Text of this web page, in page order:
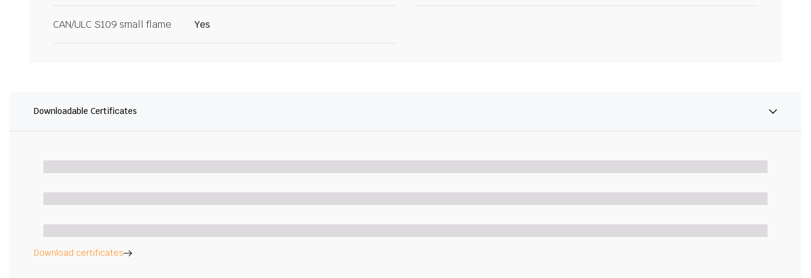
CAN/ULC S109 small flame Yes
Downloadable Certificates
Download certificates